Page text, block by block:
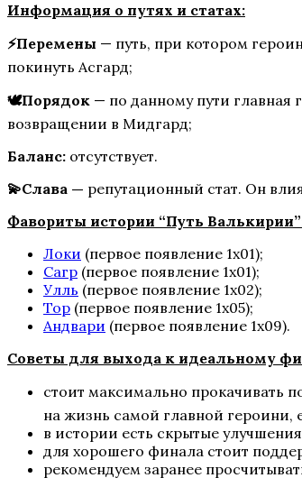
Там, Где Любовь Горит Вечно
Te Amo. Том 1: Залив надежды
Информация о путях и статах:
⚡Перемены — путь, при котором
покинуть Асгард;
🕊️Порядок — по данному пути главная
возвращении в Мидгард;
Баланс: отсутствует.
💫Слава — репутационный стат. Он
Фавориты истории “Путь
Локи (первое появление 1х01);
Сагр (первое появление 1х01);
Улль (первое появление 1х02);
Тор (первое появление 1х05);
Андвари (первое появление 1х09).
Советы для выхода к идеальному
стоит максимально прокачивать
на жизнь самой главной героини,
в истории есть скрытые
для хорошего финала стоит
рекомендуем заранее